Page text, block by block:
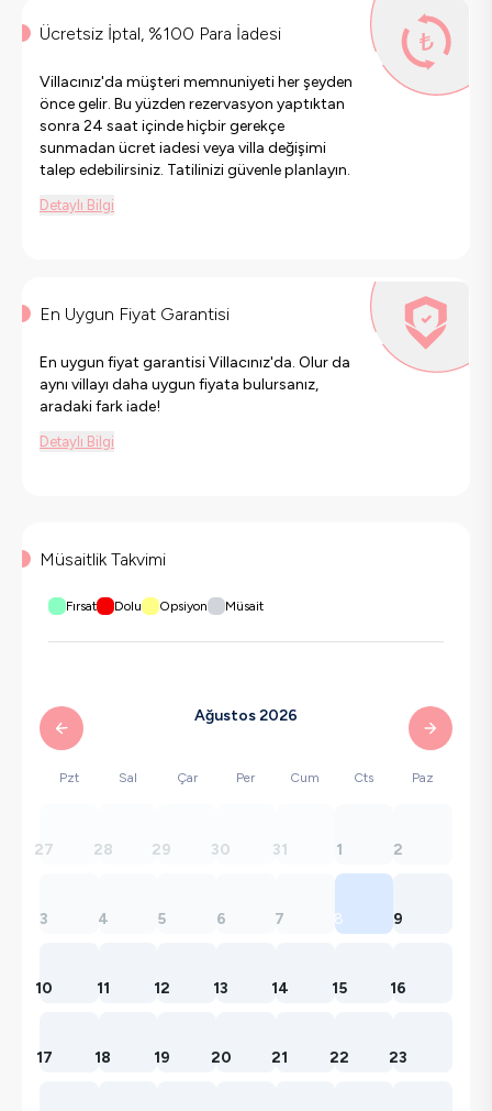
Ücretsiz İptal, %100 Para İadesi
Villacınız'da müşteri memnuniyeti her şeyden
önce gelir. Bu yüzden rezervasyon yaptıktan
sonra 24 saat içinde hiçbir gerekçe
sunmadan ücret iadesi veya villa değişimi
talep edebilirsiniz. Tatilinizi güvenle planlayın.
Detaylı Bilgi
En Uygun Fiyat Garantisi
En uygun fiyat garantisi Villacınız'da. Olur da
aynı villayı daha uygun fiyata bulursanız,
aradaki fark iade!
Detaylı Bilgi
Müsaitlik Takvimi
Fırsat Dolu Opsiyon Müsait
Ağustos 2026
Pzt Sal Çar Per Cum Cts Paz
27 28 29 30 31 1 2
3 4 5 6 7 8 9
10 11 12 13 14 15 16
17 18 19 20 21 22 23